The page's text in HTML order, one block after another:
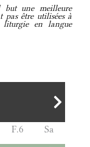
but une meilleure
pas être utilisées à
liturgie en langue
F.6
Sa